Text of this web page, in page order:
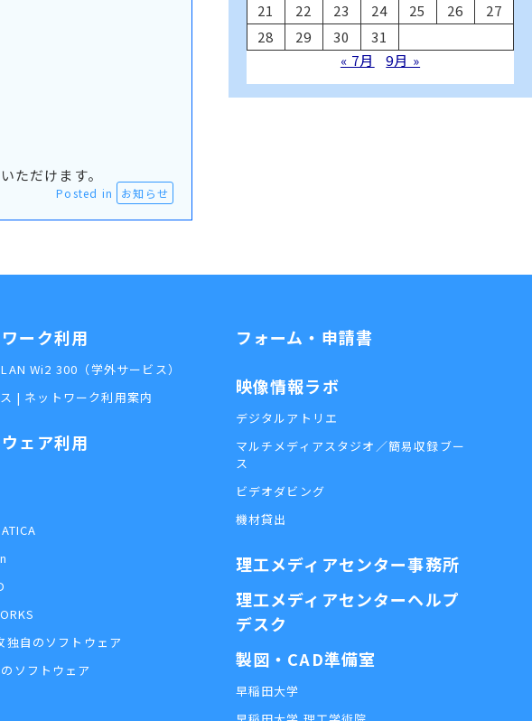
ただけます。
Posted in お知らせ
21
22 23 24 25 26
27
28
29 30
31
« 7月
9月 »
ーク利用
Wi2 300（学外サービス）
| ネットワーク利用案内
ェア利用
独自のソフトウェア
ソフトウェア
フォーム・申請書
映像情報ラボ
デジタルアトリエ
マルチメディアスタジオ／簡易収録ブー
ス
ビデオダビング
機材貸出
理工メディアセンター事務所
理工メディアセンターヘルプ
デスク
製図・CAD準備室
早稲田大学